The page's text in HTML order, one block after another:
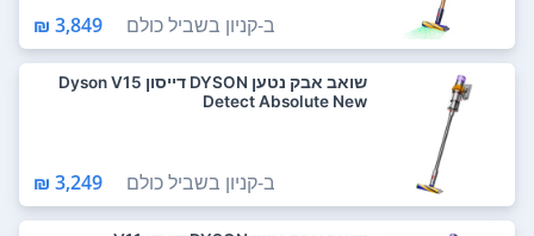
ב-קניון בשביל כולם 3,849 ₪
שואב אבק נטען DYSON דייסון Dyson V15
Detect Absolute New
ב-קניון בשביל כולם 3,249 ₪